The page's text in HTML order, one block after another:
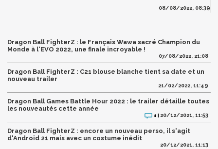
08/08/2022, 08:39
Dragon Ball FighterZ : le Français Wawa sacré Champion du
Monde à l'EVO 2022, une finale incroyable !
07/08/2022, 21:08
Dragon Ball FighterZ : C21 blouse blanche tient sa date et un
nouveau trailer
21/02/2022, 11:49
Dragon Ball Games Battle Hour 2022 : le trailer détaille toutes
les nouveautés cette année
1 | 20/12/2021, 11:53
Dragon Ball FighterZ : encore un nouveau perso, il s'agit
d'Android 21 mais avec un costume inédit
20/12/2021, 11:13